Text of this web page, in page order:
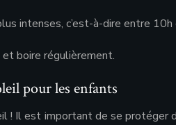
intenses, c’est-à-dire entre
et boire régulièrement.
pour les enfants
! Il est important de se